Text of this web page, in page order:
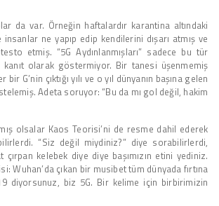
da var. Örneğin haftalardır karantina altındaki
ne yapıp edip kendilerini dışarı atmış ve
etmiş. “5G Aydınlanmışları” sadece bu tür
olarak göstermiyor. Bir tanesi üşenmemiş
bir G’nin çıktığı yılı ve o yıl dünyanın başına gelen
Adeta soruyor: “Bu da mı gol değil, hakim
olsalar Kaos Teorisi’ni de resme dahil ederek
“Siz değil miydiniz?” diye sorabilirlerdi,
çırpan kelebek diye diye başımızın etini yediniz.
Wuhan’da çıkan bir musibet tüm dünyada fırtına
diyorsunuz, biz 5G. Bir kelime için birbirimizin